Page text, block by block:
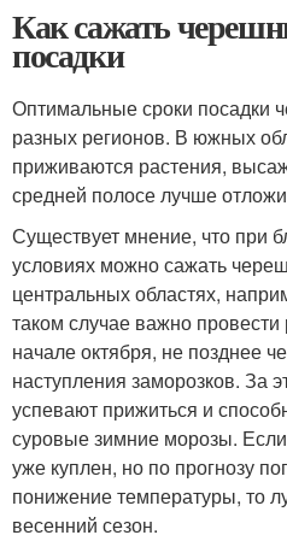
Как сажать
посадки
Оптимальные сроки посадки
разных регионов. В южных
приживаются растения,
средней полосе лучше
Существует мнение, что при
условиях можно сажать
центральных областях,
таком случае важно
начале октября, не позднее
наступления заморозков. За
успевают прижиться и
суровые зимние морозы.
уже куплен, но по прогнозу
понижение температуры, то
весенний сезон.